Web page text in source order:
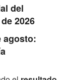
del
2026
agosto: